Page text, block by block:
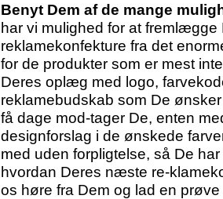
Benyt Dem af de mange
har vi mulighed for at
reklamekonfekture fra det
for de produkter som er mest
Deres oplæg med logo,
reklamebudskab som De
få dage mod-tager De, enten
designforslag i de ønskede
med uden forpligtelse, så De
hvordan Deres næste re-
os høre fra Dem og lad en